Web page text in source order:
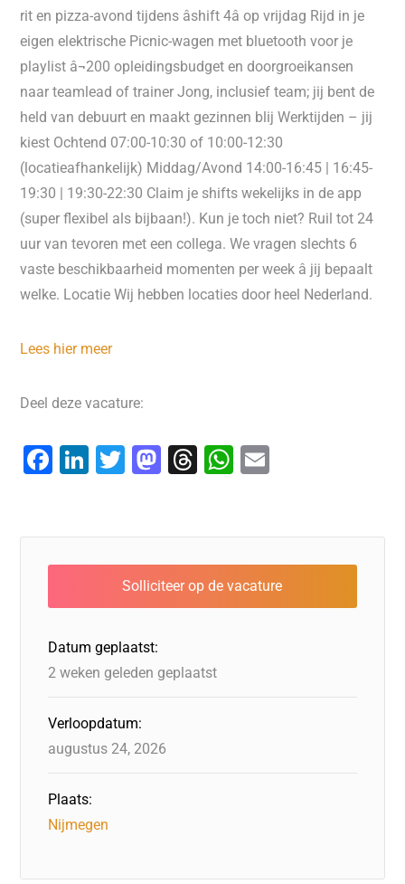
rit en pizza-avond tijdens âshift 4â op vrijdag Rijd in je
eigen elektrische Picnic-wagen met bluetooth voor je
playlist â¬200 opleidingsbudget en doorgroeikansen
naar teamlead of trainer Jong, inclusief team; jij bent de
held van debuurt en maakt gezinnen blij Werktijden – jij
kiest Ochtend 07:00-10:30 of 10:00-12:30
(locatieafhankelijk) Middag/Avond 14:00-16:45 | 16:45-
19:30 | 19:30-22:30 Claim je shifts wekelijks in de app
(super flexibel als bijbaan!). Kun je toch niet? Ruil tot 24
uur van tevoren met een collega. We vragen slechts 6
vaste beschikbaarheid momenten per week â jij bepaalt
welke. Locatie Wij hebben locaties door heel Nederland.
Lees hier meer
Deel deze vacature:
F
e
b
o
o
k
Li
e
dI
n
T
er
M
o
d
o
T
a
d
s
W
s
A
p
l
Datum geplaatst:
2 weken geleden geplaatst
Verloopdatum:
augustus 24, 2026
Plaats:
Nijmegen